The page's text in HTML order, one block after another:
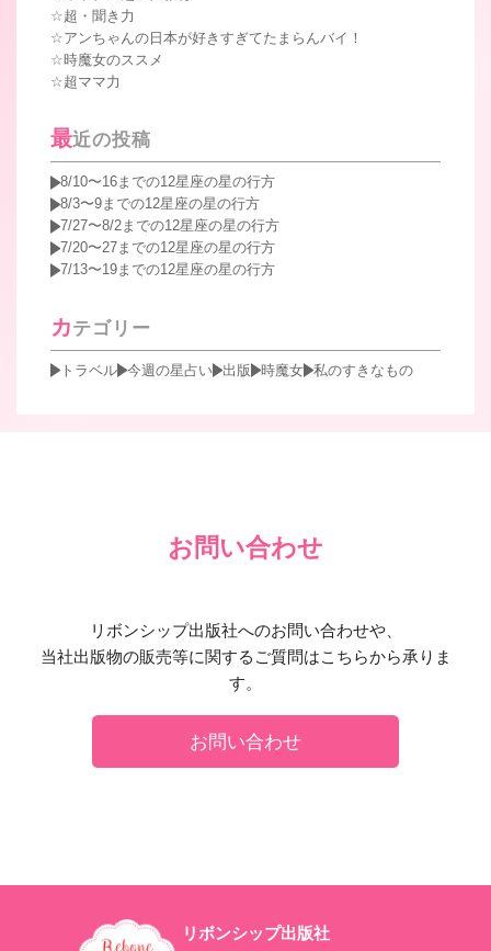
超・聞き力
アンちゃんの日本が好きすぎてたまらんバイ！
時魔女のススメ
超ママ力
最近の投稿
8/10〜16までの12星座の星の行方
8/3〜9までの12星座の星の行方
7/27〜8/2までの12星座の星の行方
7/20〜27までの12星座の星の行方
7/13〜19までの12星座の星の行方
カテゴリー
トラベル 今週の星占い 出版 時魔女 私のすきなもの
お問い合わせ
リボンシップ出版社へのお問い合わせや、
当社出版物の販売等に関するご質問はこちらから承りま
す。
お問い合わせ
リボンシップ出版社